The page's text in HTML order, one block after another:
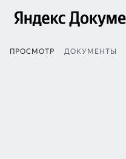
ПРОСМОТР ДОКУМЕНТЫ